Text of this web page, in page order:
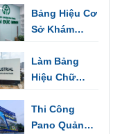
Hiệu, Trang
Trí Văn Phòng
Bảng Hiệu Cơ
Sở Khám
Mẫu Thiết Kế
Sang Trọng
Làm Bảng
Hiệu Chữ
An
Thi Công
Pano Quảng